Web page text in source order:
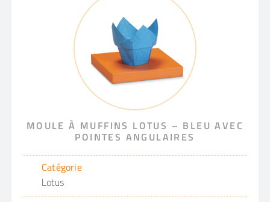
MOULE À MUFFINS LOTUS – BLEU AVEC
POINTES ANGULAIRES
Catégorie
Lotus